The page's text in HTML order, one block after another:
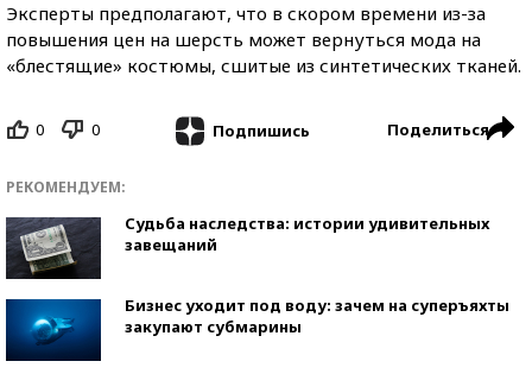
Эксперты предполагают, что в скором времени из-за
повышения цен на шерсть может вернуться мода на
«блестящие» костюмы, сшитые из синтетических тканей.
0 0 Подпишись Поделиться
РЕКОМЕНДУЕМ:
Судьба наследства: истории удивительных
завещаний
Бизнес уходит под воду: зачем на суперъяхты
закупают субмарины